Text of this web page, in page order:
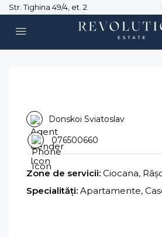
Str. Tighina 49/4, et. 2
Donskoi Sviatoslav
076500660
Zone de servicii: Ciocana,
Specialități: Apartamente,